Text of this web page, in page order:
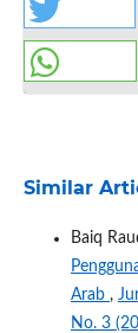
Similar
Baiq
Arab ,
No. 3